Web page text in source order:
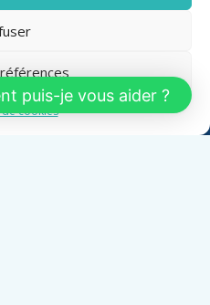
cookies
puis-je vous aider ?